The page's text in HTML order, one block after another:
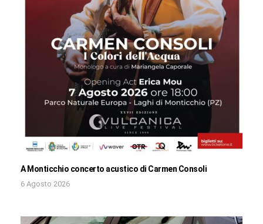
A Monticchio concerto acustico di Carmen Consoli
6 Agosto 2026